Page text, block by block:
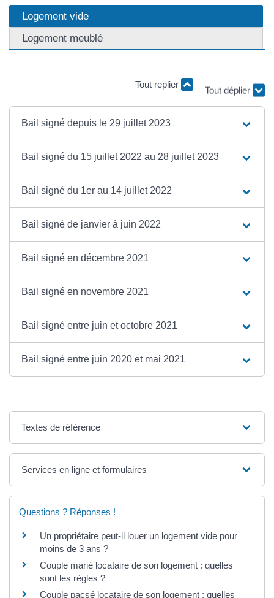
Logement vide
Logement meublé
Tout replier
Tout déplier
Bail signé depuis le 29 juillet 2023
Bail signé du 15 juillet 2022 au 28 juillet 2023
Bail signé du 1er au 14 juillet 2022
Bail signé de janvier à juin 2022
Bail signé en décembre 2021
Bail signé en novembre 2021
Bail signé entre juin et octobre 2021
Bail signé entre juin 2020 et mai 2021
Textes de référence
Services en ligne et formulaires
Questions ? Réponses !
Un propriétaire peut-il louer un logement vide pour
moins de 3 ans ?
Couple marié locataire de son logement : quelles
sont les règles ?
Couple pacsé locataire de son logement : quelles